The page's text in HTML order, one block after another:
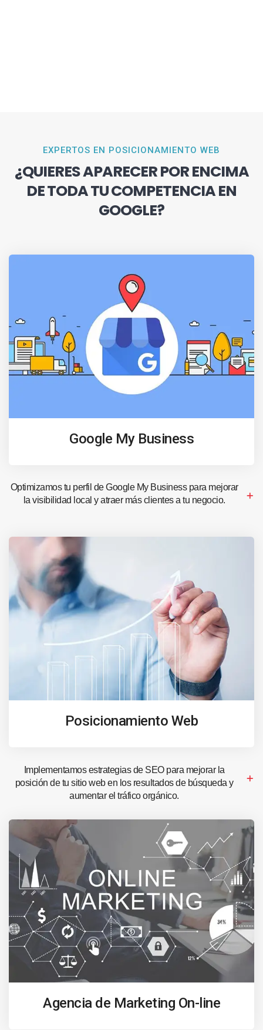
EXPERTOS EN POSICIONAMIENTO WEB
¿QUIERES APARECER POR ENCIMA
DE TODA TU COMPETENCIA EN
GOOGLE?
Google My Business
Optimizamos tu perfil de Google My Business para mejorar
la visibilidad local y atraer más clientes a tu negocio.
Posicionamiento Web
Implementamos estrategias de SEO para mejorar la
posición de tu sitio web en los resultados de búsqueda y
aumentar el tráfico orgánico.
Agencia de Marketing On-line